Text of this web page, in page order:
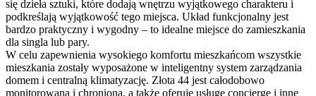
się dzieła sztuki, które dodają wnętrzu wyjątkowego charakteru i
podkreślają wyjątkowość tego miejsca. Układ funkcjonalny jest
bardzo praktyczny i wygodny – to idealne miejsce do zamieszkania
dla singla lub pary.
W celu zapewnienia wysokiego komfortu mieszkańcom wszystkie
mieszkania zostały wyposażone w inteligentny system zarządzania
domem i centralną klimatyzację. Złota 44 jest całodobowo
monitorowana i chroniona, a także oferuje usługę concierge i inne